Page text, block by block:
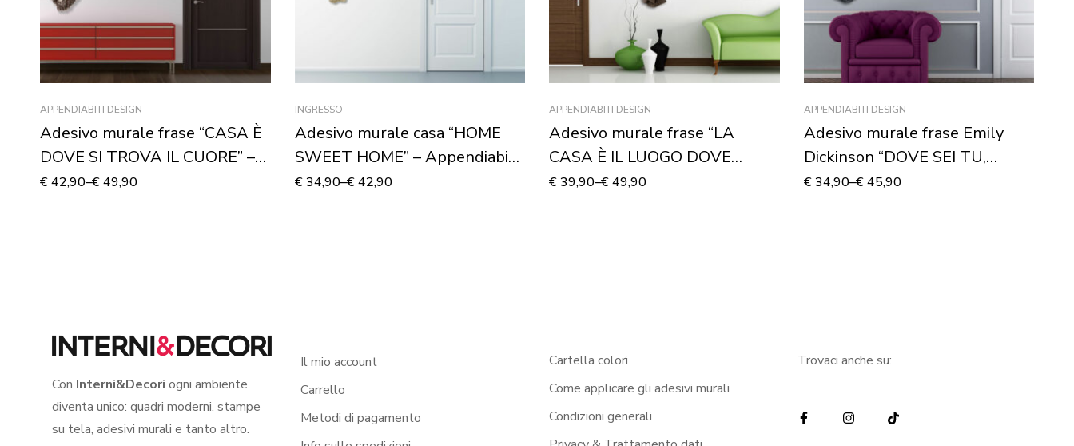
APPENDIABITI DESIGN
Adesivo murale frase “CASA È
DOVE SI TROVA IL CUORE” –
Appendiabiti design
€42,90–€49,90
INGRESSO
Adesivo murale casa “HOME
SWEET HOME” – Appendiabiti
design
€34,90–€42,90
APPENDIABITI DESIGN
Adesivo murale frase “LA
CASA È IL LUOGO DOVE
RISIEDE L’AMORE…” –
€39,90–€49,90
APPENDIABITI DESIGN
Adesivo murale frase Emily
Dickinson “DOVE SEI TU,
QUELLA È CASA” –
€34,90–€45,90
Con Interni&Decori ogni ambiente
diventa unico: quadri moderni, stampe
su tela, adesivi murali e tanto altro.
Il mio account
Carrello
Metodi di pagamento
Cartella colori
Come applicare gli adesivi murali
Condizioni generali
Trovaci anche su: